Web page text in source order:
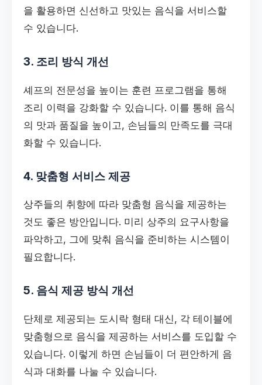
을 활용하면 신선하고 맛있는 음식을 서비스할
수 있습니다.
3. 조리 방식 개선
셰프의 전문성을 높이는 훈련 프로그램을 통해
조리 이력을 강화할 수 있습니다. 이를 통해 음식
의 맛과 품질을 높이고, 손님들의 만족도를 극대
화할 수 있습니다.
4. 맞춤형 서비스 제공
상주들의 취향에 따라 맞춤형 음식을 제공하는
것도 좋은 방안입니다. 미리 상주의 요구사항을
파악하고, 그에 맞춰 음식을 준비하는 시스템이
필요합니다.
5. 음식 제공 방식 개선
단체로 제공되는 도시락 형태 대신, 각 테이블에
맞춤형으로 음식을 제공하는 서비스를 도입할 수
있습니다. 이렇게 하면 손님들이 더 편안하게 음
식과 대화를 나눌 수 있습니다.